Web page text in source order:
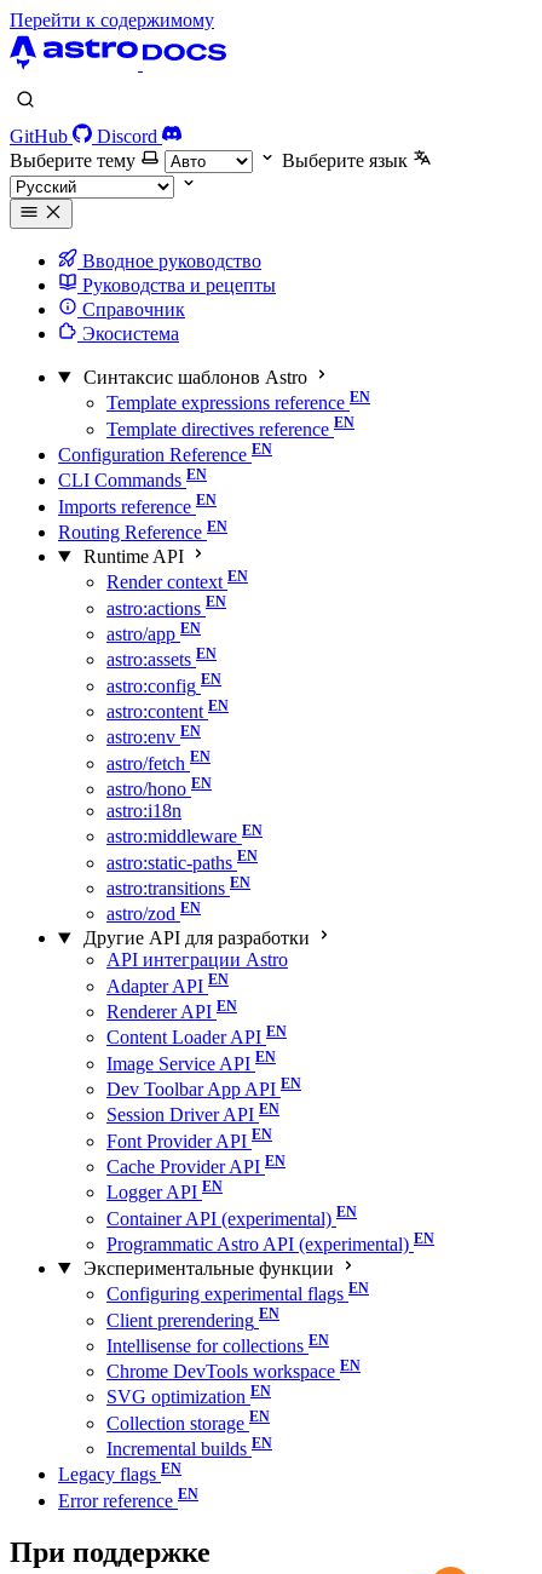
Перейти к содержимому
GitHub
Discord
Выберите тему
Выберите язык
Вводное руководство
Руководства и рецепты
Справочник
Экосистема
Синтаксис шаблонов Astro
Template expressions reference
Template directives reference
Configuration Reference
CLI Commands
Imports reference
Routing Reference
Runtime API
Render context
astro:actions
astro/app
astro:assets
astro:config
astro:content
astro:env
astro/fetch
astro/hono
astro:i18n
astro:middleware
astro:static-paths
astro:transitions
astro/zod
Другие API для разработки
API интеграции Astro
Adapter API
Renderer API
Content Loader API
Image Service API
Dev Toolbar App API
Session Driver API
Font Provider API
Cache Provider API
Logger API
Container API (experimental)
Programmatic Astro API (experimental)
Экспериментальные функции
Configuring experimental flags
Client prerendering
Intellisense for collections
Chrome DevTools workspace
SVG optimization
Collection storage
Incremental builds
Legacy flags
Error reference
При поддержке